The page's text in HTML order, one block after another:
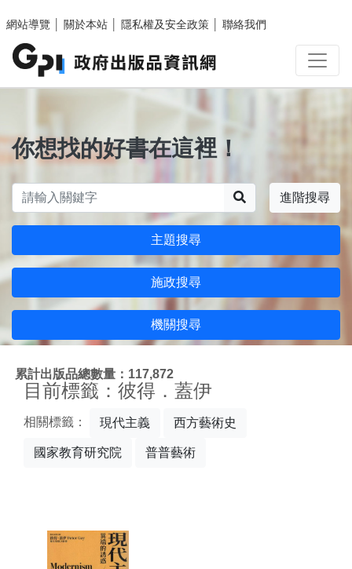
網站導覽
關於本站 隱私權及安全政策 聯絡我們
你想找的好書在這裡！
進階搜尋
主題搜尋
施政搜尋
機關搜尋
累計出版品總數量：117,872
目前標籤：彼得．蓋伊
相關標籤： 現代主義 西方藝術史
國家教育研究院 普普藝術